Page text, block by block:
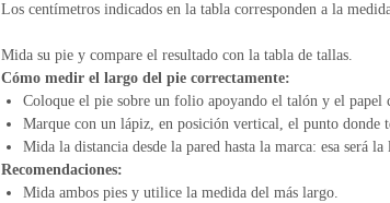
Los centímetros indicados en la tabla corresponden a la
Mida su pie y compare el resultado con la tabla de tallas.
Cómo medir el largo del pie correctamente:
Coloque el pie sobre un folio apoyando el talón y el papel
Marque con un lápiz, en posición vertical, el punto donde
Mida la distancia desde la pared hasta la marca: esa será
Recomendaciones:
Mida ambos pies y utilice la medida del más largo.